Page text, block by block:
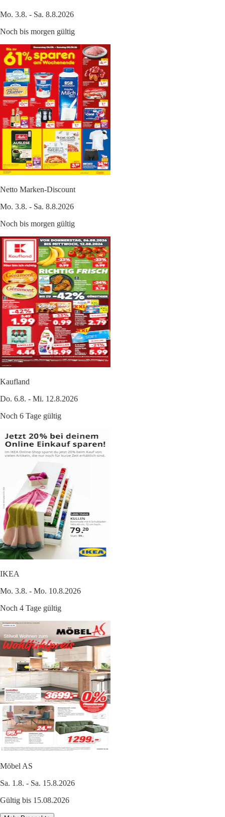
Mo. 3.8. - Sa. 8.8.2026
Noch bis morgen gültig
Netto Marken-Discount
Mo. 3.8. - Sa. 8.8.2026
Noch bis morgen gültig
Kaufland
Do. 6.8. - Mi. 12.8.2026
Noch 6 Tage gültig
IKEA
Mo. 3.8. - Mo. 10.8.2026
Noch 4 Tage gültig
Möbel AS
Sa. 1.8. - Sa. 15.8.2026
Gültig bis 15.08.2026